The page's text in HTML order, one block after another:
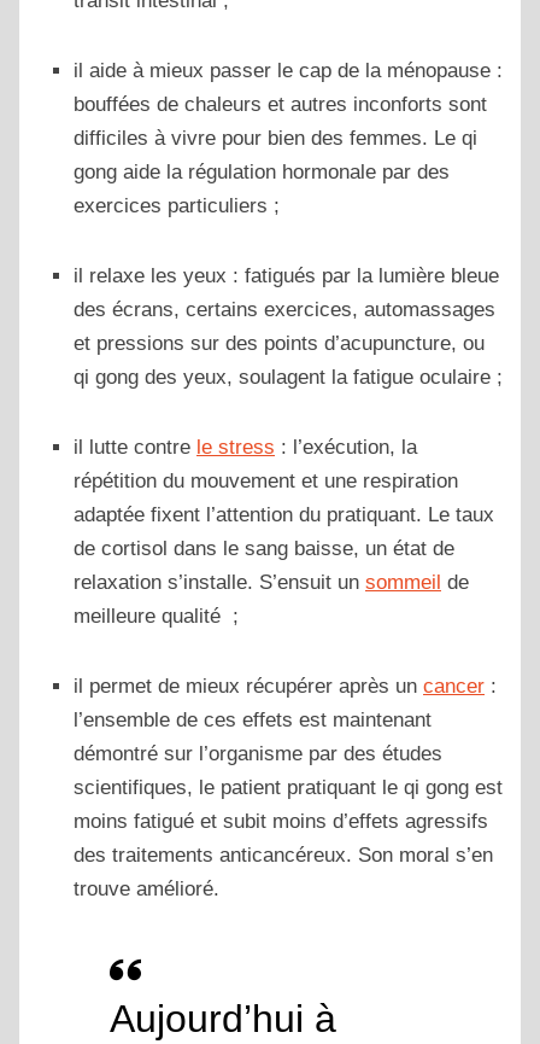
il aide à mieux passer le cap de la ménopause :
bouffées de chaleurs et autres inconforts sont
difficiles à vivre pour bien des femmes. Le qi
gong aide la régulation hormonale par des
exercices particuliers ;
il relaxe les yeux : fatigués par la lumière bleue
des écrans, certains exercices, automassages
et pressions sur des points d’acupuncture, ou
qi gong des yeux, soulagent la fatigue oculaire ;
il lutte contre le stress : l’exécution, la
répétition du mouvement et une respiration
adaptée fixent l’attention du pratiquant. Le taux
de cortisol dans le sang baisse, un état de
relaxation s’installe. S’ensuit un sommeil de
meilleure qualité ;
il permet de mieux récupérer après un cancer :
l’ensemble de ces effets est maintenant
démontré sur l’organisme par des études
scientifiques, le patient pratiquant le qi gong est
moins fatigué et subit moins d’effets agressifs
des traitements anticancéreux. Son moral s’en
trouve amélioré.
Aujourd’hui à